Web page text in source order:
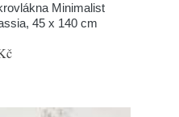
Minimalist
45 x 140 cm